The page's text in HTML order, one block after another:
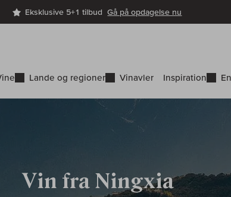
Eksklusive 5+1 tilbudGå på opdagelse nu
Lande og regioner Vinavler Inspiration
Vin fra Ningxia